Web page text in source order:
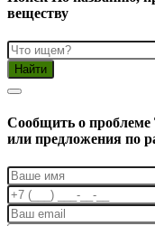
веществу
Найти
Cообщить о проблеме
или предложения по